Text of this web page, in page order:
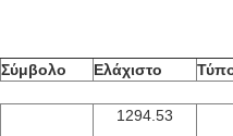
Σύμβολο Ελάχιστο
1294.53